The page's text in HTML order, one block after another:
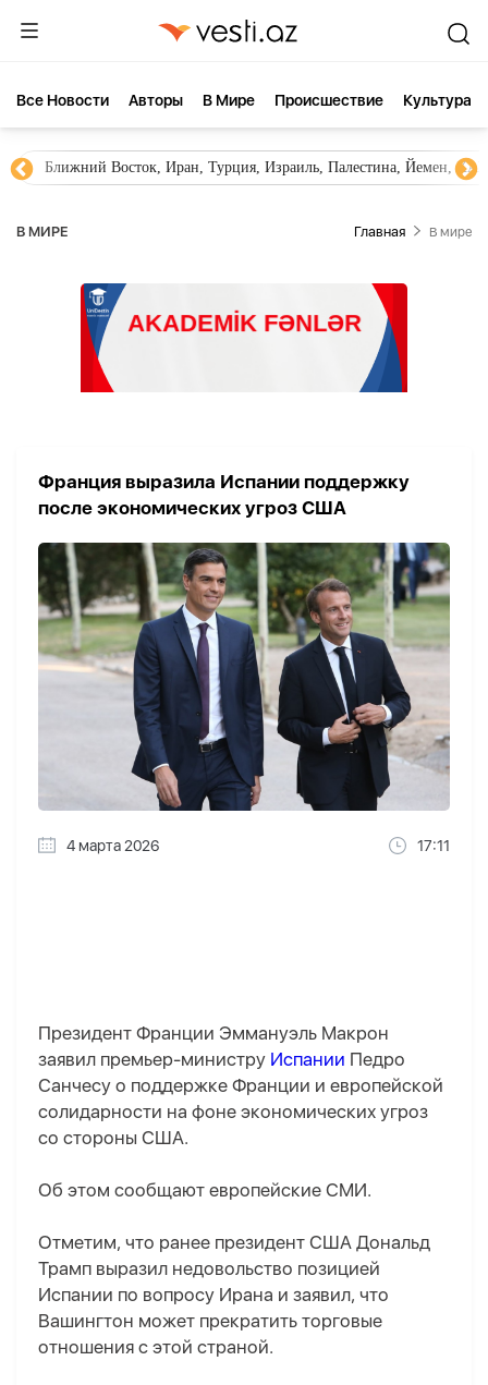
Все Новости Aвторы В Мире Происшествие Культура
Ближний Восток, Иран, Турция, Израиль, Палестина, Йемен,
В МИРЕ Главная В мире
Франция выразила Испании поддержку
после экономических угроз США
4 марта 2026 17:11
Президент Франции Эммануэль Макрон
заявил премьер-министру Испании Педро
Санчесу о поддержке Франции и европейской
солидарности на фоне экономических угроз
со стороны США.
Об этом сообщают европейские СМИ.
Отметим, что ранее президент США Дональд
Трамп выразил недовольство позицией
Испании по вопросу Ирана и заявил, что
Вашингтон может прекратить торговые
отношения с этой страной.